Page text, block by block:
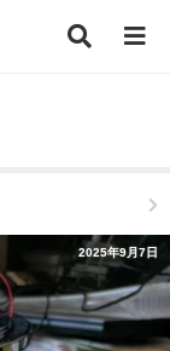
2025年9月7日